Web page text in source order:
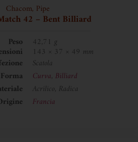
Chacom, Pipe
42 – Bent Billiard
Peso 42,71 g
143 × 37 × 49 mm
Scatola
Forma
Curva, Billiard
Acrilico, Radica
Francia